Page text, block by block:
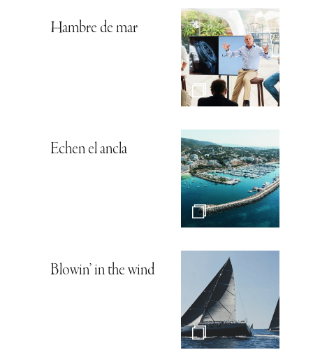
Hambre de mar
Echen el ancla
Blowin’ in the wind